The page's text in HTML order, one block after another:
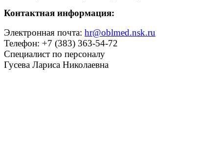
Контактная информация:
Электронная почта: hr@oblmed.nsk.ru
Телефон: +7 (383) 363-54-72
Специалист по персоналу
Гусева Лариса Николаевна